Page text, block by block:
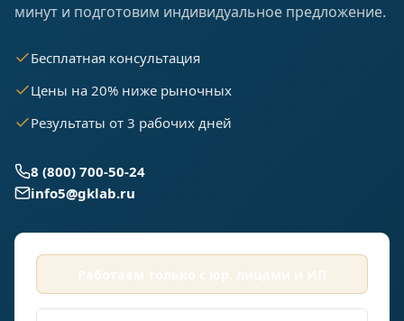
минут и подготовим индивидуальное предложение.
Бесплатная консультация
Цены на 20% ниже рыночных
Результаты от 3 рабочих дней
8 (800) 700-50-24
info5@gklab.ru
Работаем только с юр. лицами и ИП